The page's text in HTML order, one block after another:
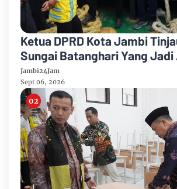
Ketua DPRD Kota Jambi
Sungai Batanghari Yang
Abrasi
Jambi24Jam
Sept 06, 2026